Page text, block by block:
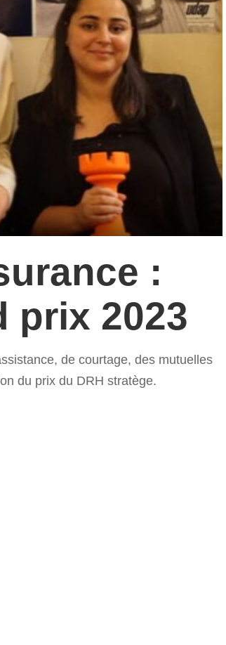
:
prix 2023
de courtage, des mutuelles
du prix du DRH stratège.